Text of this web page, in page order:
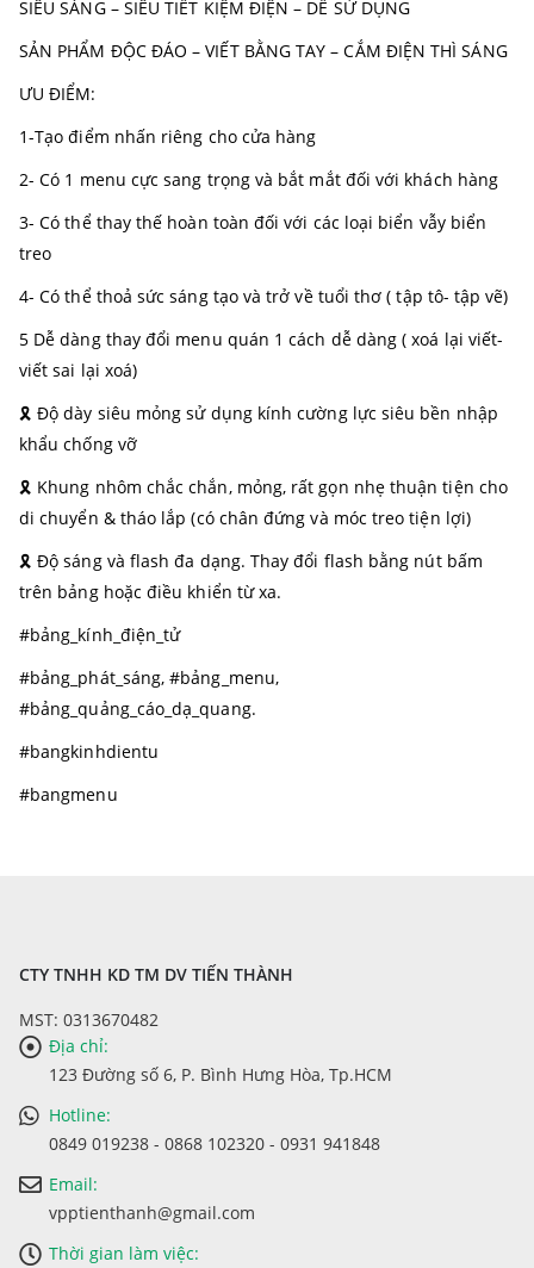
SIÊU SÁNG – SIÊU TIẾT KIỆM ĐIỆN – DỄ SỬ DỤNG
SẢN PHẨM ĐỘC ĐÁO – VIẾT BẰNG TAY – CẮM ĐIỆN THÌ SÁNG
ƯU ĐIỂM:
1-Tạo điểm nhấn riêng cho cửa hàng
2- Có 1 menu cực sang trọng và bắt mắt đối với khách hàng
3- Có thể thay thế hoàn toàn đối với các loại biển vẫy biển
treo
4- Có thể thoả sức sáng tạo và trở về tuổi thơ ( tập tô- tập vẽ)
5 Dễ dàng thay đổi menu quán 1 cách dễ dàng ( xoá lại viết-
viết sai lại xoá)
🎗 Độ dày siêu mỏng sử dụng kính cường lực siêu bền nhập
khẩu chống vỡ
🎗 Khung nhôm chắc chắn, mỏng, rất gọn nhẹ thuận tiện cho
di chuyển & tháo lắp (có chân đứng và móc treo tiện lợi)
🎗 Độ sáng và flash đa dạng. Thay đổi flash bằng nút bấm
trên bảng hoặc điều khiển từ xa.
#bảng_kính_điện_tử
#bảng_phát_sáng, #bảng_menu,
#bảng_quảng_cáo_dạ_quang.
#bangkinhdientu
#bangmenu
CTY TNHH KD TM DV TIẾN THÀNH
MST: 0313670482
Địa chỉ:
123 Đường số 6, P. Bình Hưng Hòa, Tp.HCM
Hotline:
0849 019238 - 0868 102320 - 0931 941848
Email:
vpptienthanh@gmail.com
Thời gian làm việc: